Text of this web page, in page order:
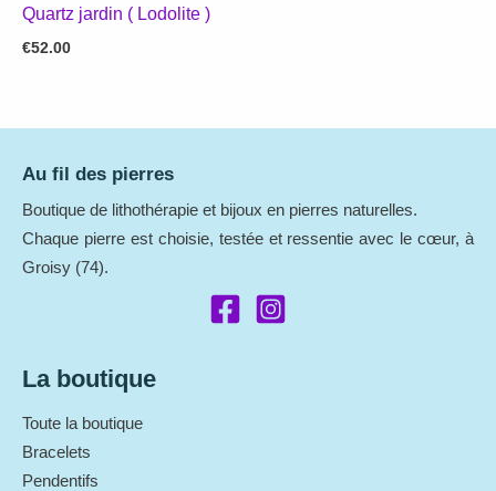
Quartz jardin ( Lodolite )
€52.00
Au fil des pierres
Boutique de lithothérapie et bijoux en pierres naturelles.
Chaque pierre est choisie, testée et ressentie avec le cœur, à
Groisy (74).
La boutique
Toute la boutique
Bracelets
Pendentifs